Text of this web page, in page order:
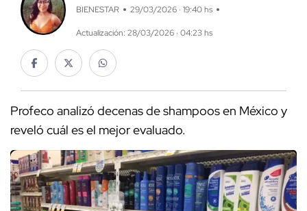
BIENESTAR 29/03/2026 · 19:40 hs
Actualización: 28/03/2026 · 04:23 hs
Profeco analizó decenas de shampoos en México y
reveló cuál es el mejor evaluado.